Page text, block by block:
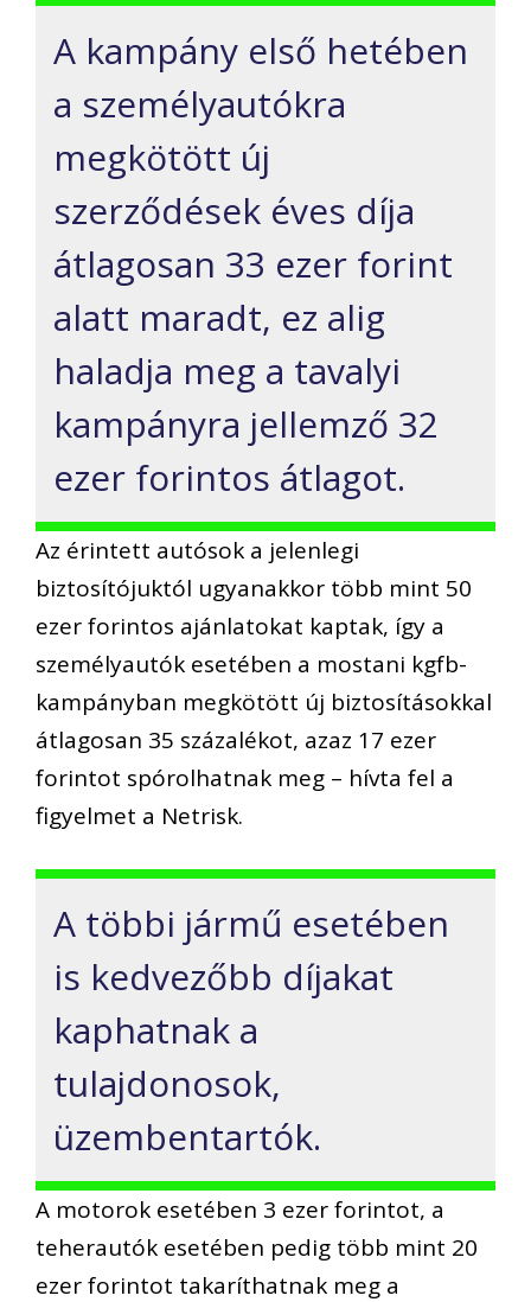
A kampány első hetében
a személyautókra
megkötött új
szerződések éves díja
átlagosan 33 ezer forint
alatt maradt, ez alig
haladja meg a tavalyi
kampányra jellemző 32
ezer forintos átlagot.
Az érintett autósok a jelenlegi
biztosítójuktól ugyanakkor több mint 50
ezer forintos ajánlatokat kaptak, így a
személyautók esetében a mostani kgfb-
kampányban megkötött új biztosításokkal
átlagosan 35 százalékot, azaz 17 ezer
forintot spórolhatnak meg – hívta fel a
figyelmet a Netrisk.
A többi jármű esetében
is kedvezőbb díjakat
kaphatnak a
tulajdonosok,
üzembentartók.
A motorok esetében 3 ezer forintot, a
teherautók esetében pedig több mint 20
ezer forintot takaríthatnak meg a